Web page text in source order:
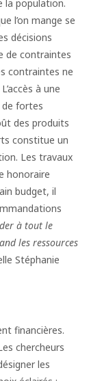
la population.
l’on mange se
décisions
de contraintes
contraintes ne
à une
fortes
des produits
constitue un
Les travaux
honoraire
budget, il
à tout le
les ressources
Stéphanie
financières.
chercheurs
les